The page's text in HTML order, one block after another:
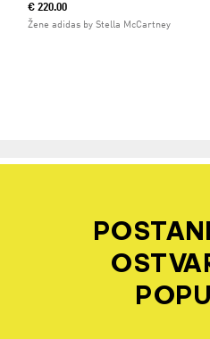
€ 220.00
Žene adidas by Stella McCartney